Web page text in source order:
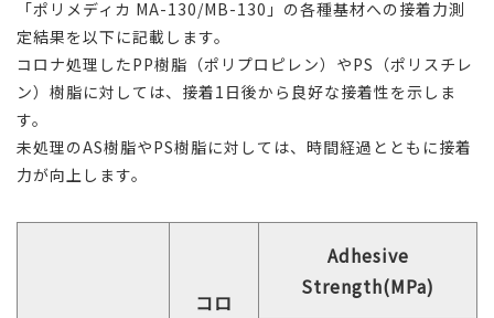
「ポリメディカ MA-130/MB-130 」の各種基材への接着力測
定結果を以下に記載します。
コロナ処理したPP樹脂（ポリプロピレン）やPS（ポリスチレ
ン）樹脂に対しては、接着1日後から良好な接着性を示しま
す。
未処理のAS樹脂やPS樹脂に対しては、時間経過とともに接着
力が向上します。
コロ
Adhesive
Strength(MPa)